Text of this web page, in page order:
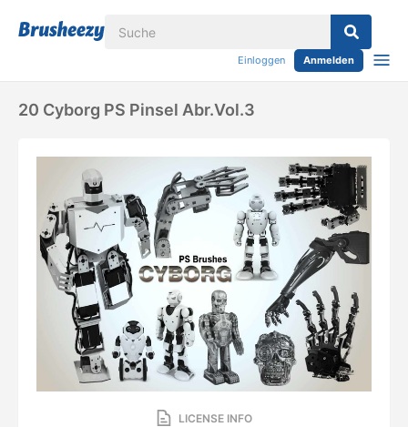
Einloggen Anmelden
20 Cyborg PS Pinsel Abr.vol.3
LICENSE INFO